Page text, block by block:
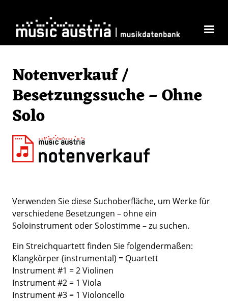
Notenverkauf /
Besetzungssuche – Ohne
Solo
Verwenden Sie diese Suchoberfläche, um Werke für
verschiedene Besetzungen – ohne ein
Soloinstrument oder Solostimme – zu suchen.
Ein Streichquartett finden Sie folgendermaßen:
Klangkörper (instrumental) = Quartett
Instrument #1 = 2 Violinen
Instrument #2 = 1 Viola
Instrument #3 = 1 Violoncello